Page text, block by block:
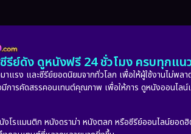
รีย์ดัง ดูหนังฟรี 24 ชั่วโมง ครบทุกแน
ง และซีรีย์ยอดนิยมจากทั่วโลก เพื่อให้ผู้ใช้งานไม่พ
การคัดสรรคอนเทนต์คุณภาพ เพื่อให้การ ดูหนังออนไล
งโรแมนติก หนังดราม่า หนังตลก หรือซีรีย์ออนไลน์ยอ